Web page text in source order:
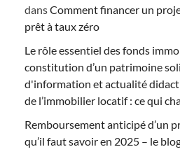
dansComment financer un
prêt à taux zéro
Le rôle essentiel des fonds
constitution d’un patrimoine
d'information et actualité
de l’immobilier locatif : ce qui
Remboursement anticipé d’un
qu’il faut savoir en 2025 – le